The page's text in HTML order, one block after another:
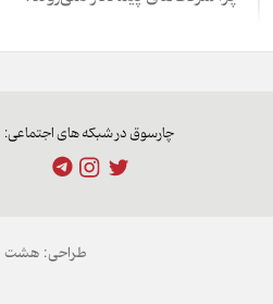
چارسوق در شبکه های اجتماعی:
طراحی: هشت